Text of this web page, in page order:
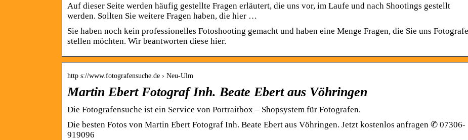
Auf dieser Seite werden häufig gestellte Fragen erläutert, die uns vor, im Laufe und nach Shootings gestellt
werden. Sollten Sie weitere Fragen haben, die hier …
Sie haben noch kein professionelles Fotoshooting gemacht und haben eine Menge Fragen, die Sie uns
stellen möchten. Wir beantworten diese hier.
http s://www.fotografensuche.de › Neu-Ulm
Martin Ebert Fotograf Inh. Beate Ebert aus Vöhringen
Die Fotografensuche ist ein Service von Portraitbox – Shopsystem für Fotografen.
Die besten Fotos von Martin Ebert Fotograf Inh. Beate Ebert aus Vöhringen. Jetzt kostenlos anfragen ✆ 07306-
919096